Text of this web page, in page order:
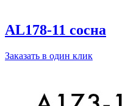
AL178-11 сосна
Заказать в один клик